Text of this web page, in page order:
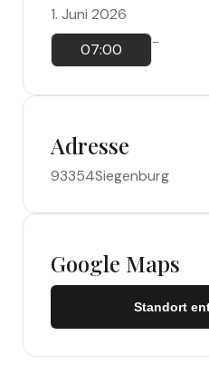
1. Juni 2026
07:00
-
Adresse
93354Siegenburg
Google Maps
Standort